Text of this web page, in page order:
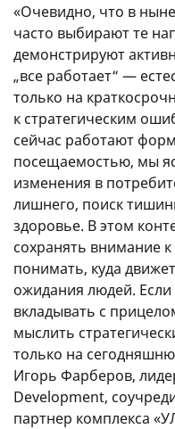
«Очевидно, что в
часто выбирают те
демонстрируют
„все работает“ —
только на
к стратегическим
сейчас работают
посещаемостью, мы
изменения в
лишнего, поиск
здоровье. В этом
сохранять внимание
понимать, куда
ожидания людей.
вкладывать с
мыслить
только на
Игорь Фарберов,
Development,
партнер комплекса